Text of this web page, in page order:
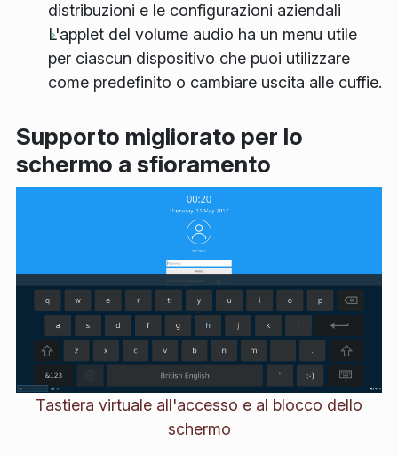
distribuzioni e le configurazioni aziendali
L'applet del volume audio ha un menu utile
per ciascun dispositivo che puoi utilizzare
come predefinito o cambiare uscita alle cuffie.
Supporto migliorato per lo
schermo a sfioramento
Tastiera virtuale all'accesso e al blocco dello
schermo